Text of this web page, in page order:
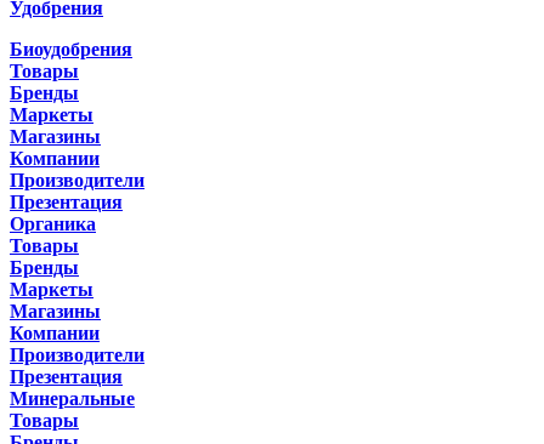
Удобрения
Биоудобрения
Товары
Бренды
Маркеты
Магазины
Компании
Производители
Презентация
Органика
Товары
Бренды
Маркеты
Магазины
Компании
Производители
Презентация
Минеральные
Товары